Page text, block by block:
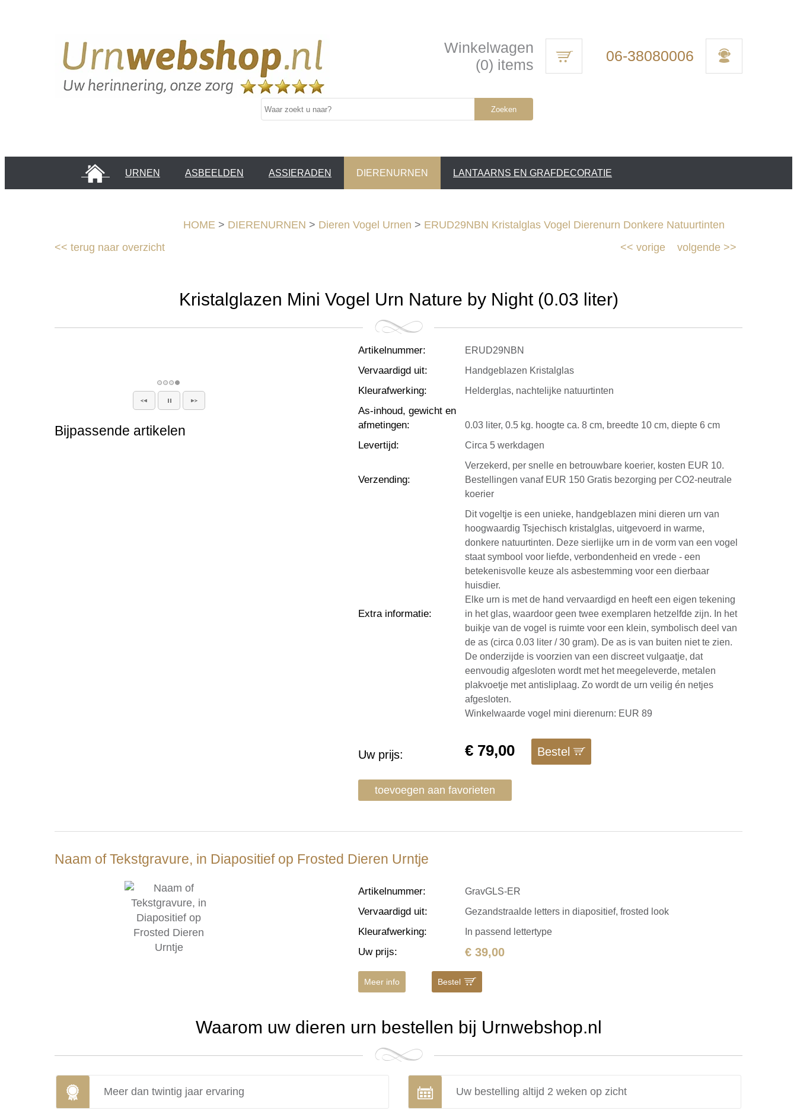
Winkelwagen
(0) items
06-38080006
Zoeken
HOME URNEN ASBEELDEN ASSIERADEN DIERENURNEN LANTAARNS EN GRAFDECORATIE
HOME > DIERENURNEN > Dieren Vogel Urnen > ERUD29NBN Kristalglas Vogel Dierenurn Donkere Natuurtinten
<< terug naar overzicht volgende >>
<< vorige
Kristalglazen Mini Vogel Urn Nature by Night (0.03 liter)
Artikelnummer: ERUD29NBN
Vervaardigd uit: Handgeblazen Kristalglas
Kleurafwerking: Helderglas, nachtelijke natuurtinten
As-inhoud, gewicht en
afmetingen: 0.03 liter, 0.5 kg. hoogte ca. 8 cm, breedte 10 cm, diepte 6 cm
Levertijd: Circa 5 werkdagen
Verzending:
Verzekerd, per snelle en betrouwbare koerier, kosten EUR 10.
Bestellingen vanaf EUR 150 Gratis bezorging per CO2-neutrale
koerier
Extra informatie:
Dit vogeltje is een unieke, handgeblazen mini dieren urn van
hoogwaardig Tsjechisch kristalglas, uitgevoerd in warme,
donkere natuurtinten. Deze sierlijke urn in de vorm van een vogel
staat symbool voor liefde, verbondenheid en vrede - een
betekenisvolle keuze als asbestemming voor een dierbaar
huisdier.
Elke urn is met de hand vervaardigd en heeft een eigen tekening
in het glas, waardoor geen twee exemplaren hetzelfde zijn. In het
buikje van de vogel is ruimte voor een klein, symbolisch deel van
de as (circa 0.03 liter / 30 gram). De as is van buiten niet te zien.
De onderzijde is voorzien van een discreet vulgaatje, dat
eenvoudig afgesloten wordt met het meegeleverde, metalen
plakvoetje met antisliplaag. Zo wordt de urn veilig én netjes
afgesloten.
Winkelwaarde vogel mini dierenurn: EUR 89
Uw prijs: € 79,00 Bestel
toevoegen aan favorieten
Bijpassende artikelen
Naam of Tekstgravure, in Diapositief op Frosted Dieren Urntje
Artikelnummer: GravGLS-ER
Vervaardigd uit: Gezandstraalde letters in diapositief, frosted look
Kleurafwerking: In passend lettertype
Uw prijs: € 39,00
Meer info Bestel
Waarom uw dieren urn bestellen bij Urnwebshop.nl
Meer dan twintig jaar ervaring Uw bestelling altijd 2 weken op zicht